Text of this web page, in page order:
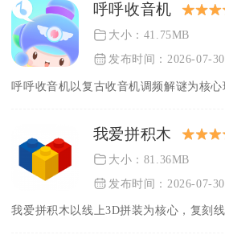
呼呼收音机
大小：41.75MB
发布时间：2026-07-30
我爱拼积木
大小：81.36MB
发布时间：2026-07-30